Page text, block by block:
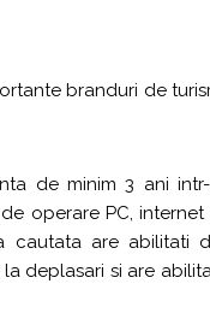
branduri de
de minim 3 ani
operare PC, internet
cautata are abilitati
deplasari si are